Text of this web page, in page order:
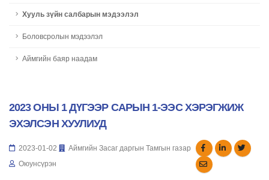
Хууль зүйн салбарын мэдээлэл
Боловсролын мэдээлэл
Аймгийн баяр наадам
2023 ОНЫ 1 ДҮГЭЭР САРЫН 1-ЭЭС ХЭРЭГЖИЖ
ЭХЭЛСЭН ХУУЛИУД
2023-01-02
Аймгийн Засаг даргын Тамгын газар
Оюунсүрэн